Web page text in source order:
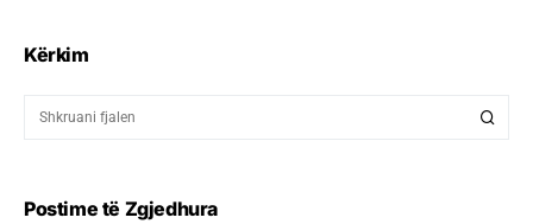
Kërkim
Postime të Zgjedhura